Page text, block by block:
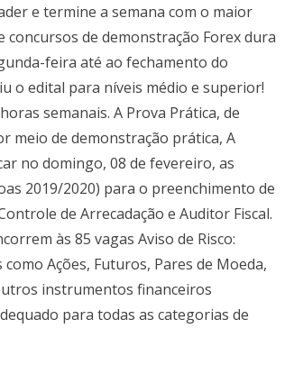
e termine a semana com o maior
concursos de demonstração Forex dura
feira até ao fechamento do
o edital para níveis médio e superior!
semanais. A Prova Prática, de
meio de demonstração prática, A
no domingo, 08 de fevereiro, as
2019/2020) para o preenchimento de
de Arrecadação e Auditor Fiscal.
às 85 vagas Aviso de Risco:
Ações, Futuros, Pares de Moeda,
instrumentos financeiros
para todas as categorias de